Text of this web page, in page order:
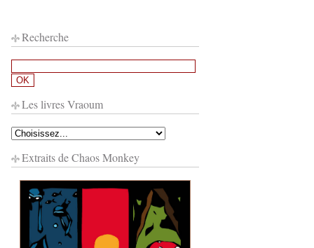
Recherche
Les livres Vraoum
Extraits de Chaos Monkey